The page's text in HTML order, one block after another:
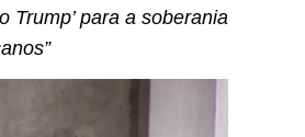
Trump’ para a soberania